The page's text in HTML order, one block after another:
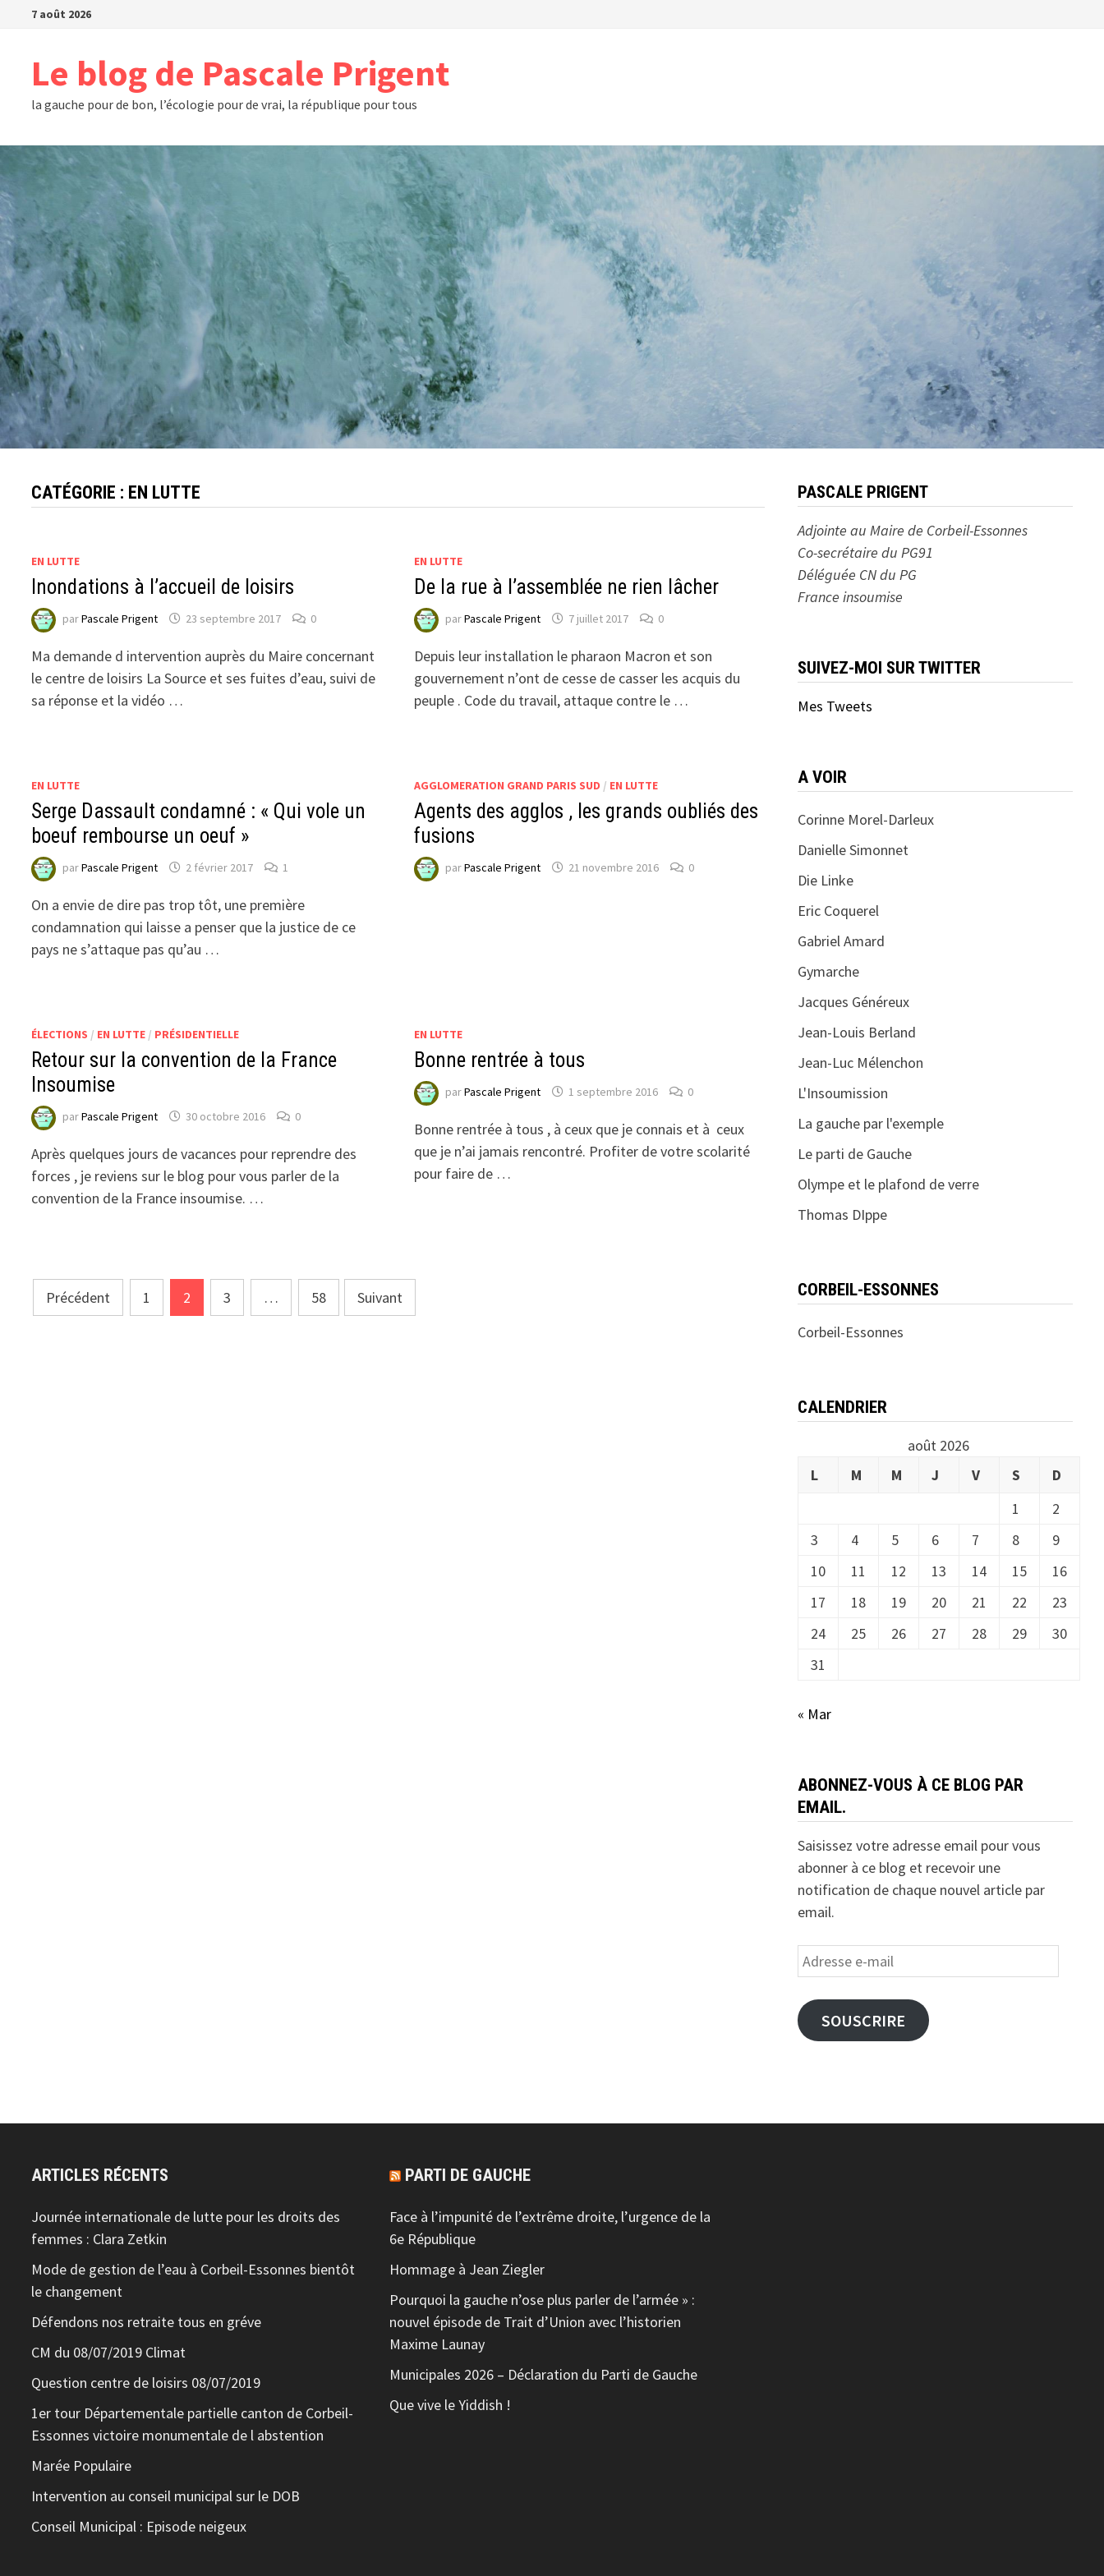
Passer7 août 2026
Le blog de Pascale Prigent
la gauche pour de bon, l’écologie pour de vrai, la république pour tous
CATÉGORIE : EN LUTTE
EN LUTTE
Inondations à l’accueil de loisirs
parPascale Prigent 23 septembre 2017 0
Ma demande d intervention auprès du Maire concernant
le centre de loisirs La Source et ses fuites d’eau, suivi de
sa réponse et la vidéo …
EN LUTTE
De la rue à l’assemblée ne rien lâcher
parPascale Prigent 7 juillet 2017 0
Depuis leur installation le pharaon Macron et son
gouvernement n’ont de cesse de casser les acquis du
peuple . Code du travail, attaque contre le …
EN LUTTE
Serge Dassault condamné : « Qui vole un
boeuf rembourse un oeuf »
parPascale Prigent 2 février 2017 1
On a envie de dire pas trop tôt, une première
condamnation qui laisse a penser que la justice de ce
pays ne s’attaque pas qu’au …
AGGLOMERATION GRAND PARIS SUD / EN LUTTE
Agents des agglos , les grands oubliés des
fusions
parPascale Prigent 21 novembre 2016 0
ÉLECTIONS / EN LUTTE / PRÉSIDENTIELLE
Retour sur la convention de la France
Insoumise
parPascale Prigent 30 octobre 2016 0
Après quelques jours de vacances pour reprendre des
forces , je reviens sur le blog pour vous parler de la
convention de la France insoumise. …
EN LUTTE
Bonne rentrée à tous
parPascale Prigent 1 septembre 2016 0
Bonne rentrée à tous , à ceux que je connais et à ceux
que je n’ai jamais rencontré. Profiter de votre scolarité
pour faire de …
Navigation
des
Précédent 1 2 3 … 58 Suivant
PASCALE PRIGENT
Adjointe au Maire de Corbeil-Essonnes
Co-secrétaire du PG91
Déléguée CN du PG
France insoumise
SUIVEZ-MOI SUR TWITTER
Mes Tweets
A VOIR
Corinne Morel-Darleux
Danielle Simonnet
Die Linke
Eric Coquerel
Gabriel Amard
Gymarche
Jacques Généreux
Jean-Louis Berland
Jean-Luc Mélenchon
L'Insoumission
La gauche par l'exemple
Le parti de Gauche
Olympe et le plafond de verre
Thomas DIppe
CORBEIL-ESSONNES
Corbeil-Essonnes
CALENDRIER
août 2026
L
M M J V S
D
1
2
3
4 5 6 7 8
9
10
11 12 13 14 15
16
17
18 19 20 21 22
23
24
25 26 27 28 29
30
31
« Mar
ABONNEZ-VOUS À CE BLOG PAR
EMAIL.
Saisissez votre adresse email pour vous
abonner à ce blog et recevoir une
notification de chaque nouvel article par
email.
Adresse
e-
mail
SOUSCRIRE
ARTICLES RÉCENTS
Journée internationale de lutte pour les droits des
femmes : Clara Zetkin
Mode de gestion de l’eau à Corbeil-Essonnes bientôt
le changement
Défendons nos retraite tous en gréve
CM du 08/07/2019 Climat
Question centre de loisirs 08/07/2019
1er tour Départementale partielle canton de Corbeil-
Essonnes victoire monumentale de l abstention
Marée Populaire
Intervention au conseil municipal sur le DOB
Conseil Municipal : Episode neigeux
PARTI DE GAUCHE
Face à l’impunité de l’extrême droite, l’urgence de la
6e République
Hommage à Jean Ziegler
Pourquoi la gauche n’ose plus parler de l’armée » :
nouvel épisode de Trait d’Union avec l’historien
Maxime Launay
Municipales 2026 – Déclaration du Parti de Gauche
Que vive le Yiddish !